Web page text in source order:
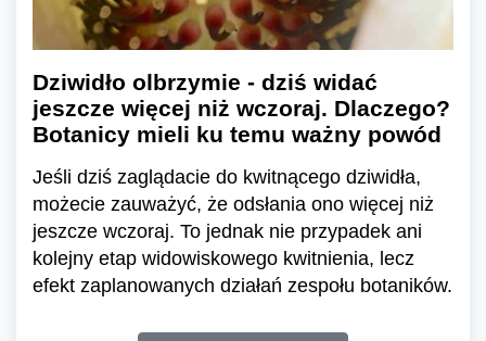
Dziwidło olbrzymie - dziś widać
jeszcze więcej niż wczoraj. Dlaczego?
Botanicy mieli ku temu ważny powód
Jeśli dziś zaglądacie do kwitnącego dziwidła,
możecie zauważyć, że odsłania ono więcej niż
jeszcze wczoraj. To jednak nie przypadek ani
kolejny etap widowiskowego kwitnienia, lecz
efekt zaplanowanych działań zespołu botaników.